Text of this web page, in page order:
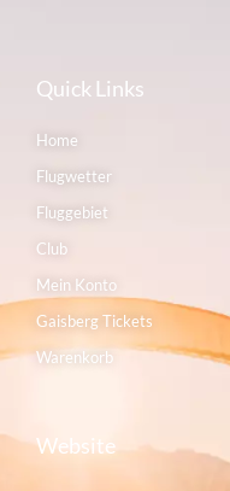
Quick Links
Home
Flugwetter
Fluggebiet
Club
Mein Konto
Gaisberg Tickets
Warenkorb
Website